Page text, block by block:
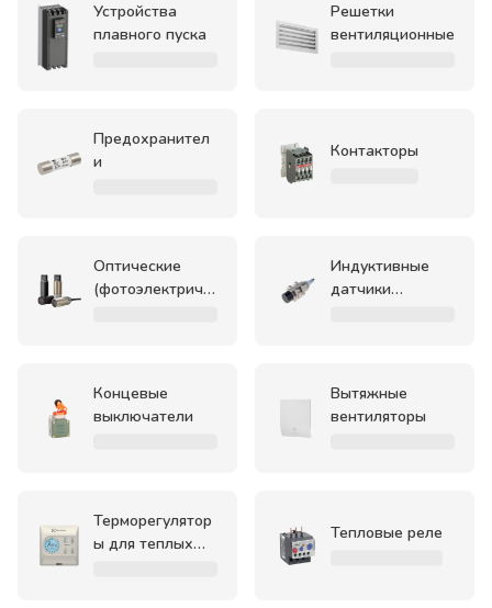
Устройства
плавного пуска
Решетки
вентиляционные
Предохранител
и
Контакторы
Оптические
(фотоэлектриче
Индуктивные
датчики
Концевые
выключатели
Вытяжные
вентиляторы
Терморегулятор
ы для теплых
Тепловые реле